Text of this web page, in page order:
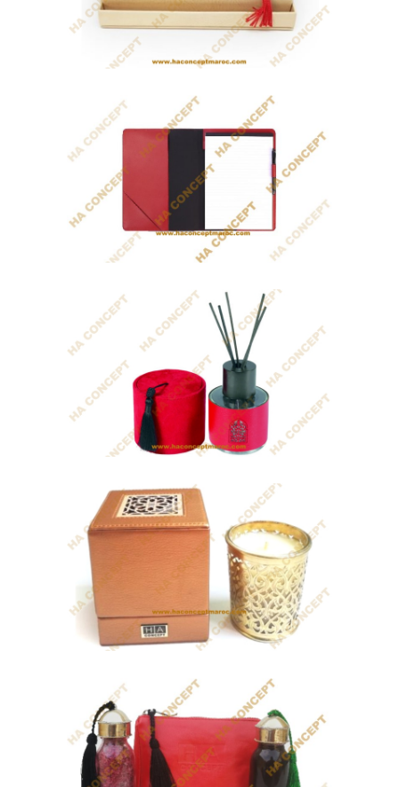
Cadeau artisanal Marocain qui contient
Idéal pour un Cadeau Journée de la
Coffret Conférencier A4
Conférencier A4 en cuir idéal pour vos...
Coffret Tarbouche Parfumé
Cadeau Marocain pour femme et
Coffret Shéhérazade
Coffret handsomeness